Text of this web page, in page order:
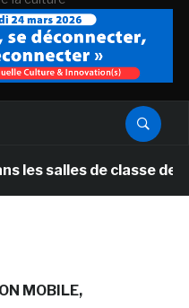
de classe des écoles
MOBILE